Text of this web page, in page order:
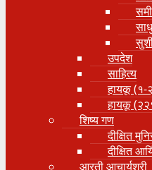
उपदेश
साहित्य
हायकू (१‍-
हायकू
शिष्य गण
दीक्षित
दीक्षित
आरती आचार्यश्री